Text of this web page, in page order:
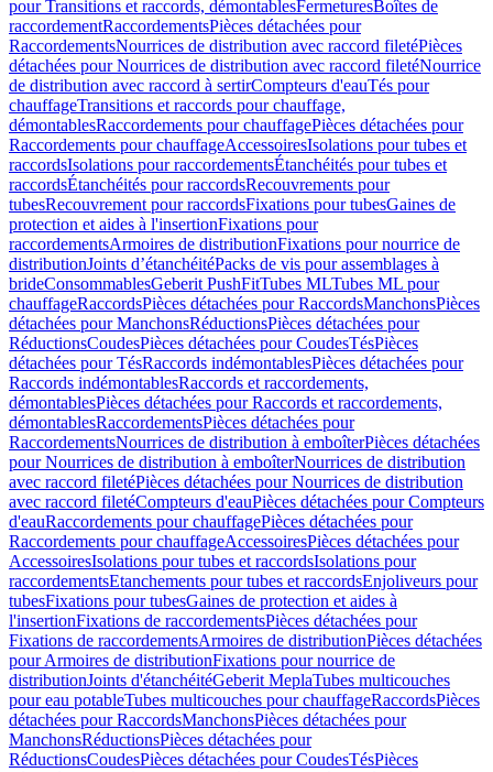
pour Transitions et raccords, démontablesFermeturesBoîtes de
raccordementRaccordementsPièces détachées pour
RaccordementsNourrices de distribution avec raccord filetéPièces
détachées pour Nourrices de distribution avec raccord filetéNourrice
de distribution avec raccord à sertirCompteurs d'eauTés pour
chauffageTransitions et raccords pour chauffage,
démontablesRaccordements pour chauffagePièces détachées pour
Raccordements pour chauffageAccessoiresIsolations pour tubes et
raccordsIsolations pour raccordementsÉtanchéités pour tubes et
raccordsÉtanchéités pour raccordsRecouvrements pour
tubesRecouvrement pour raccordsFixations pour tubesGaines de
protection et aides à l'insertionFixations pour
raccordementsArmoires de distributionFixations pour nourrice de
distributionJoints d’étanchéitéPacks de vis pour assemblages à
brideConsommablesGeberit PushFitTubes MLTubes ML pour
chauffageRaccordsPièces détachées pour RaccordsManchonsPièces
détachées pour ManchonsRéductionsPièces détachées pour
RéductionsCoudesPièces détachées pour CoudesTésPièces
détachées pour TésRaccords indémontablesPièces détachées pour
Raccords indémontablesRaccords et raccordements,
démontablesPièces détachées pour Raccords et raccordements,
démontablesRaccordementsPièces détachées pour
RaccordementsNourrices de distribution à emboîterPièces détachées
pour Nourrices de distribution à emboîterNourrices de distribution
avec raccord filetéPièces détachées pour Nourrices de distribution
avec raccord filetéCompteurs d'eauPièces détachées pour Compteurs
d'eauRaccordements pour chauffagePièces détachées pour
Raccordements pour chauffageAccessoiresPièces détachées pour
AccessoiresIsolations pour tubes et raccordsIsolations pour
raccordementsEtanchements pour tubes et raccordsEnjoliveurs pour
tubesFixations pour tubesGaines de protection et aides à
l'insertionFixations de raccordementsPièces détachées pour
Fixations de raccordementsArmoires de distributionPièces détachées
pour Armoires de distributionFixations pour nourrice de
distributionJoints d'étanchéitéGeberit MeplaTubes multicouches
pour eau potableTubes multicouches pour chauffageRaccordsPièces
détachées pour RaccordsManchonsPièces détachées pour
ManchonsRéductionsPièces détachées pour
RéductionsCoudesPièces détachées pour CoudesTésPièces